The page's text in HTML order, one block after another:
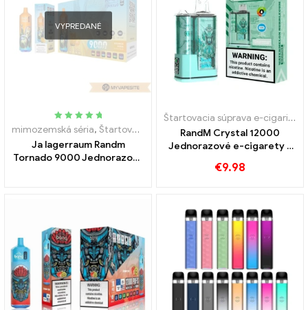
VYPREDANÉ
Hodnotený
mimozemská séria, Štartovacia súprava e-cigariet ,Jednorazové
Ja lagerraum Randm
Tornado 9000 Jednorazová
Štartovacia súprava e-cigariet
RandM Crystal 12000
Jednorazové e-cigarety s
€9.98